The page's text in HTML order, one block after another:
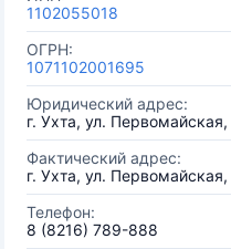
1102055018
ОГРН:
1071102001695
Юридический адрес:
г. Ухта, ул.
Фактический адрес:
г. Ухта, ул.
Телефон:
8 (8216) 789-888